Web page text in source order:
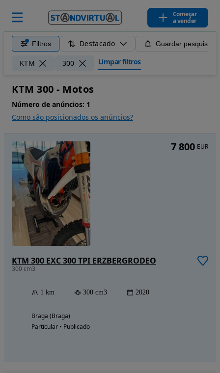
Começar
a vender
Filtros Destacado Guardar pesquisa
KTM 300 Limpar filtros
KTM 300 - Motos
Número de anúncios: 1
Como são posicionados os anúncios?
KTM 300 EXC 300 TPI ERZBERGRODEO
300 cm3
1 km 300 cm3 2020
Braga (Braga)
Particular • Publicado
7 800 EUR